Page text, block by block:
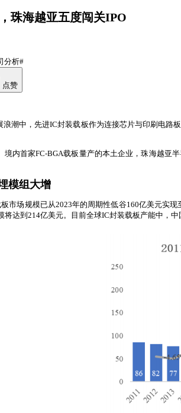
珠海越亚五度闯关IPO
分析#
点赞
潮中，先进IC封装载板作为连接芯片与印刷电
内首家FC-BGA载板量产的本土企业，珠海越亚
模组大增
市场规模已从2023年的周期性低谷160亿美元实
达到214亿美元。目前全球IC封装载板产能中，